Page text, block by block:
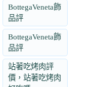
BottegaVeneta飾
品評
BottegaVeneta飾
品評
站著吃烤肉評
價，站著吃烤肉